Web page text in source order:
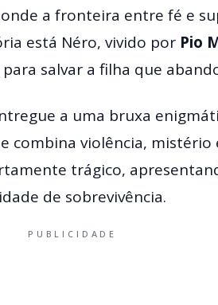
a fronteira entre fé e
está Néro, vivido por Pio
salvar a filha que
a uma bruxa
combina violência, mistério
trágico,
de sobrevivência.
PUBLICIDADE